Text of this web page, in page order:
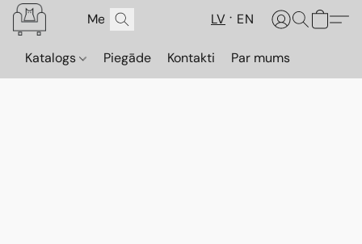
LV EN
Katalogs Piegāde Kontakti Par mums